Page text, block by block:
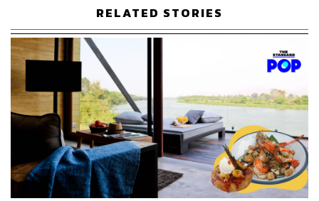
วิลล่าพร้อมสระว่ายน้ำส่วนตัวทั้งหมด 59 หลัง มีให้เลือกทั้ง
แบบ 1 ห้องนอน และแบบดูเพล็กซ์ 2 ห้องนอน ทุกหลัง
ออกแบบโดย Creative Crews สถาปนิกมากความสามารถ
เจ้าของรางวัลระดับเอเชีย ผู้ออกแบบ Quarter 39, TCDC
Khon Kaen ฯลฯ
RELATED STORIES